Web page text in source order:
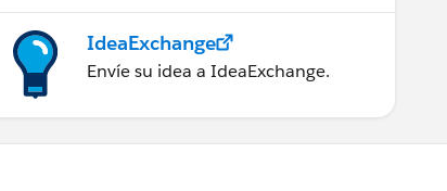
IdeaExchange
Envíe su idea a IdeaExchange.